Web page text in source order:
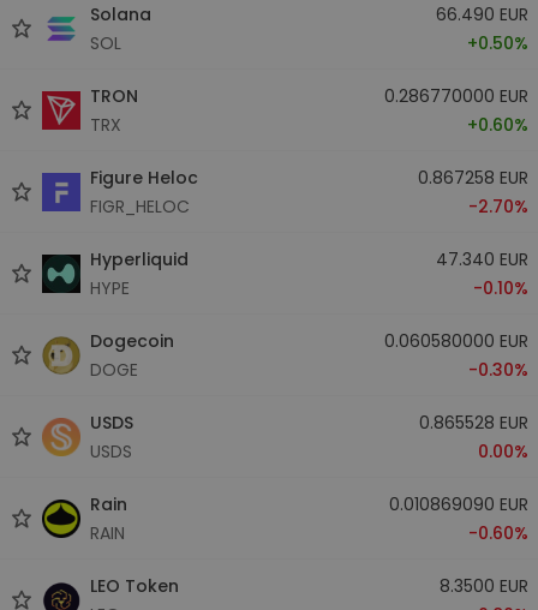
Solana
SOL
66.490 EUR
+0.50%
TRON
TRX
0.286770000 EUR
+0.60%
Figure Heloc
FIGR_HELOC
0.867258 EUR
-2.70%
Hyperliquid
HYPE
47.340 EUR
-0.10%
Dogecoin
DOGE
0.060580000 EUR
-0.30%
USDS
USDS
0.865528 EUR
0.00%
Rain
RAIN
0.010869090 EUR
-0.60%
LEO Token
8.3500 EUR